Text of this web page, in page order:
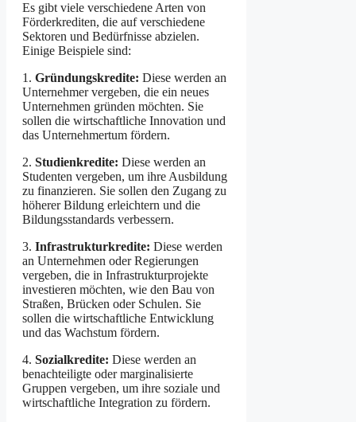
Es gibt viele verschiedene Arten von
Förderkrediten, die auf verschiedene
Sektoren und Bedürfnisse abzielen.
Einige Beispiele sind:
1. Gründungskredite: Diese werden an
Unternehmer vergeben, die ein neues
Unternehmen gründen möchten. Sie
sollen die wirtschaftliche Innovation und
das Unternehmertum fördern.
2. Studienkredite: Diese werden an
Studenten vergeben, um ihre Ausbildung
zu finanzieren. Sie sollen den Zugang zu
höherer Bildung erleichtern und die
Bildungsstandards verbessern.
3. Infrastrukturkredite: Diese werden
an Unternehmen oder Regierungen
vergeben, die in Infrastrukturprojekte
investieren möchten, wie den Bau von
Straßen, Brücken oder Schulen. Sie
sollen die wirtschaftliche Entwicklung
und das Wachstum fördern.
4. Sozialkredite: Diese werden an
benachteiligte oder marginalisierte
Gruppen vergeben, um ihre soziale und
wirtschaftliche Integration zu fördern.